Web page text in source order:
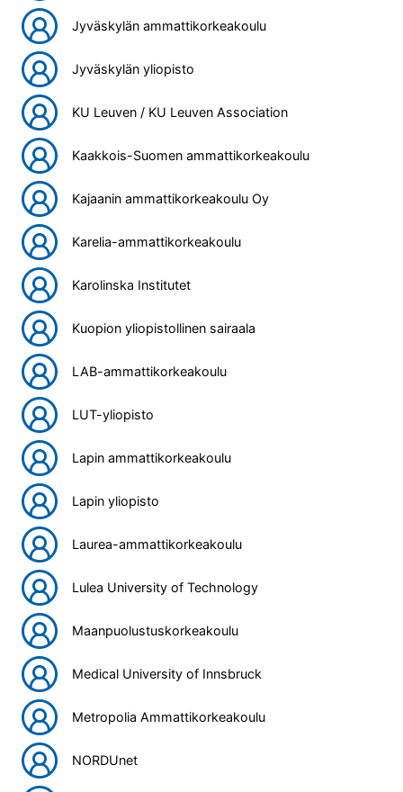
Jyväskylän ammattikorkeakoulu
Jyväskylän yliopisto
KU Leuven / KU Leuven Association
Kaakkois-Suomen ammattikorkeakoulu
Kajaanin ammattikorkeakoulu Oy
Karelia-ammattikorkeakoulu
Karolinska Institutet
Kuopion yliopistollinen sairaala
LAB-ammattikorkeakoulu
LUT-yliopisto
Lapin ammattikorkeakoulu
Lapin yliopisto
Laurea-ammattikorkeakoulu
Lulea University of Technology
Maanpuolustuskorkeakoulu
Medical University of Innsbruck
Metropolia Ammattikorkeakoulu
NORDUnet